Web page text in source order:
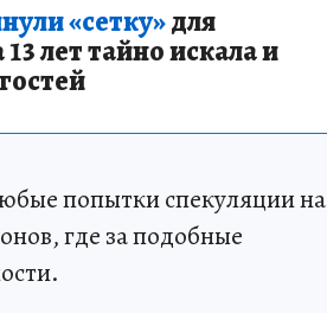
«сетку»для
лет тайно искала и
попытки спекуляции на
где за подобные